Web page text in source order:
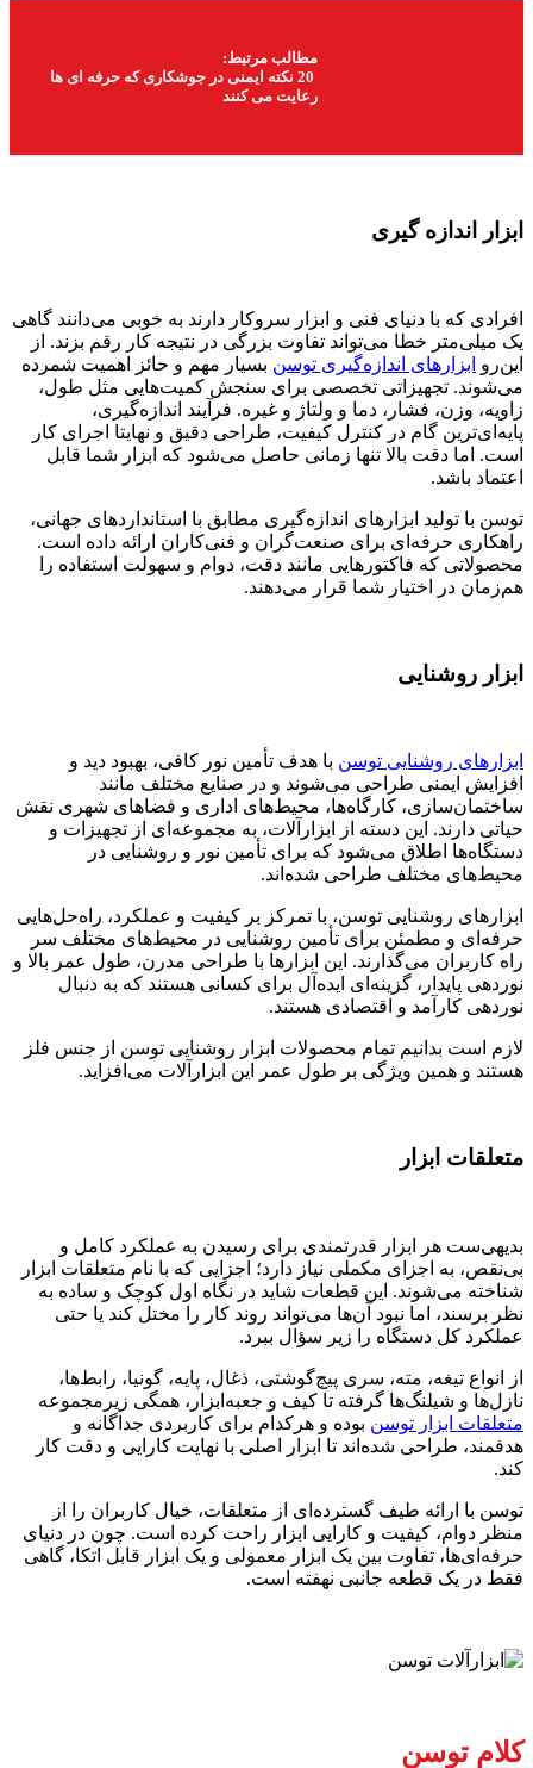
مطالب مرتبط:
20 نکته ایمنی در جوشکاری که حرفه ای ها
رعایت می کنند
ابزار اندازه گیری
افرادی که با دنیای فنی و ابزار سروکار دارند به خوبی می‌دانند گاهی
یک میلی‌متر خطا می‌تواند تفاوت بزرگی در نتیجه کار رقم بزند. از
این‌رو ابزارهای اندازه‌گیری توسن بسیار مهم و حائز اهمیت شمرده
می‌شوند. تجهیزاتی تخصصی برای سنجش کمیت‌هایی مثل طول،
زاویه، وزن، فشار، دما و ولتاژ و غیره. فرآیند اندازه‌گیری،
پایه‌ای‌ترین گام در کنترل کیفیت، طراحی دقیق و نهایتا اجرای کار
است. اما دقت بالا تنها زمانی حاصل می‌شود که ابزار شما قابل
اعتماد باشد.
توسن با تولید ابزارهای اندازه‌گیری مطابق با استانداردهای جهانی،
راهکاری حرفه‌ای برای صنعت‌گران و فنی‌کاران ارائه داده است.
محصولاتی که فاکتورهایی مانند دقت، دوام و سهولت استفاده را
هم‌زمان در اختیار شما قرار می‌دهند.
ابزار روشنایی
ابزارهای روشنایی توسن با هدف تأمین نور کافی، بهبود دید و
افزایش ایمنی طراحی می‌شوند و در صنایع مختلف مانند
ساختمان‌سازی، کارگاه‌ها، محیط‌های اداری و فضاهای شهری نقش
حیاتی دارند. این دسته از ابزارآلات، به مجموعه‌ای از تجهیزات و
دستگاه‌ها اطلاق می‌شود که برای تأمین نور و روشنایی در
محیط‌های مختلف طراحی شده‌اند.
ابزارهای روشنایی توسن، با تمرکز بر کیفیت و عملکرد، راه‌حل‌هایی
حرفه‌ای و مطمئن برای تأمین روشنایی در محیط‌های مختلف سر
راه کاربران می‌گذارند. این ابزارها با طراحی مدرن، طول عمر بالا و
نوردهی پایدار، گزینه‌ای ایده‌آل برای کسانی هستند که به دنبال
نوردهی کارآمد و اقتصادی هستند.
لازم است بدانیم تمام محصولات ابزار روشنایی توسن از جنس فلز
هستند و همین ویژگی بر طول عمر این ابزارآلات می‌افزاید.
متعلقات ابزار
بدیهی‌ست هر ابزار قدرتمندی برای رسیدن به عملکرد کامل و
بی‌نقص، به اجزای مکملی نیاز دارد؛ اجزایی که با نام متعلقات ابزار
شناخته می‌شوند. این قطعات شاید در نگاه اول کوچک و ساده به
نظر برسند، اما نبود آن‌ها می‌تواند روند کار را مختل کند یا حتی
عملکرد کل دستگاه را زیر سؤال ببرد.
از انواع تیغه، مته، سری پیچ‌گوشتی، ذغال، پایه، گونیا، رابط‌ها،
نازل‌ها و شیلنگ‌ها گرفته تا کیف و جعبه‌ابزار، همگی زیرمجموعه
متعلقات ابزار توسن بوده و هرکدام برای کاربردی جداگانه و
هدفمند، طراحی شده‌اند تا ابزار اصلی با نهایت کارایی و دقت کار
کند.
توسن با ارائه طیف گسترده‌ای از متعلقات، خیال کاربران را از
منظر دوام، کیفیت و کارایی ابزار راحت کرده است. چون در دنیای
حرفه‌ای‌ها، تفاوت بین یک ابزار معمولی و یک ابزار قابل اتکا، گاهی
فقط در یک قطعه جانبی نهفته است.
کلام توسن